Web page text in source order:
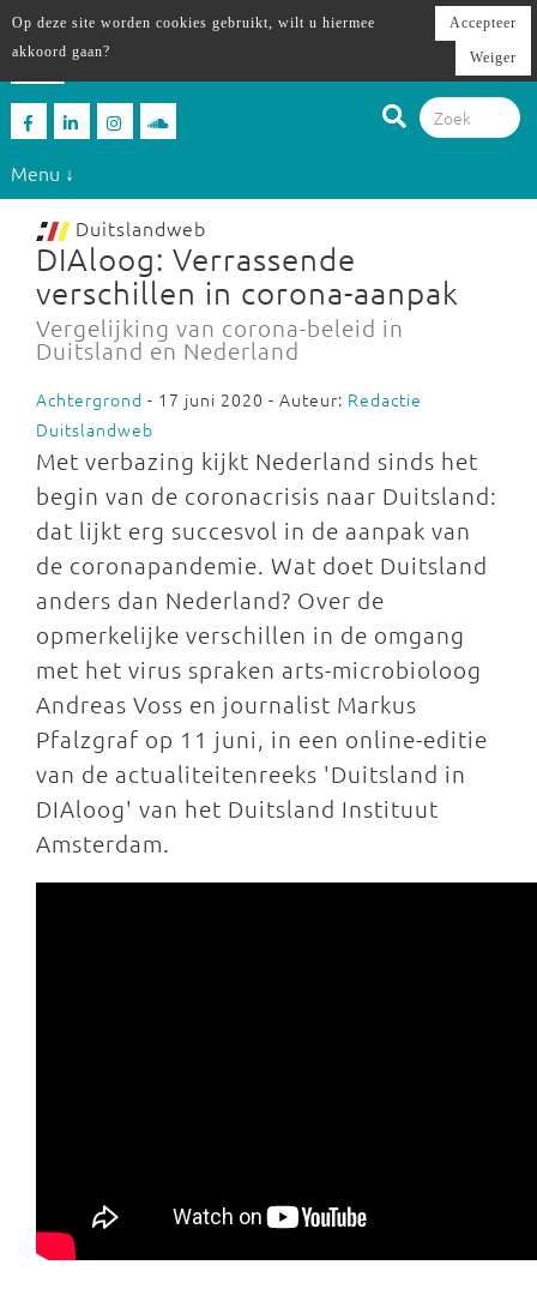
Menu ↓
Duitslandweb
DIAloog: Verrassende
verschillen in corona-aanpak
Vergelijking van corona-beleid in
Duitsland en Nederland
Achtergrond - 17 juni 2020 - Auteur: Redactie
Duitslandweb
Met verbazing kijkt Nederland sinds het
begin van de coronacrisis naar Duitsland:
dat lijkt erg succesvol in de aanpak van
de coronapandemie. Wat doet Duitsland
anders dan Nederland? Over de
opmerkelijke verschillen in de omgang
met het virus spraken arts-microbioloog
Andreas Voss en journalist Markus
Pfalzgraf op 11 juni, in een online-editie
van de actualiteitenreeks 'Duitsland in
DIAloog' van het Duitsland Instituut
Amsterdam.
Op deze site worden cookies gebruikt, wilt u hiermee
akkoord gaan?
Accepteer
Weiger